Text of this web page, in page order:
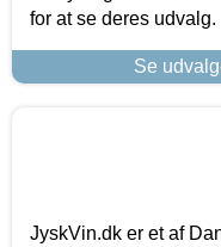
for at se deres udvalg.
Se
JyskVin.dk er et af